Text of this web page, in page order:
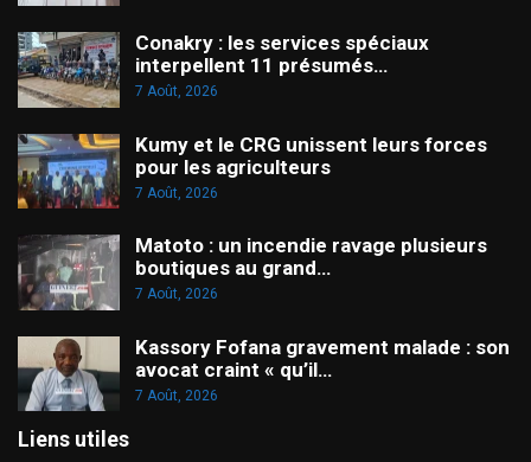
Conakry : les services spéciaux
interpellent 11 présumés…
7 Août, 2026
Kumy et le CRG unissent leurs forces
pour les agriculteurs
7 Août, 2026
Matoto : un incendie ravage plusieurs
boutiques au grand…
7 Août, 2026
Kassory Fofana gravement malade : son
avocat craint « qu’il…
7 Août, 2026
Liens utiles